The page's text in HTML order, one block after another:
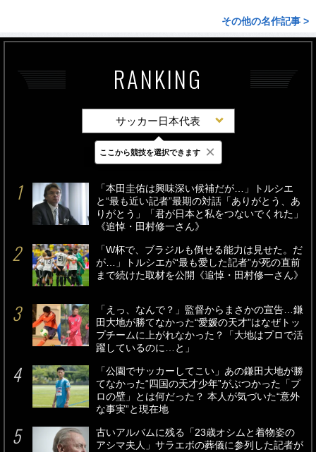
その他の名作記事 >
RANKING
サッカー日本代表
最新 24時間 週間
「本田圭佑は興味深い候補だが…」トルシエ
と“最も近い記者”最期の対話「ありがとう、あ
りがとう」「君が日本と私をつないでくれた」
《追悼・田村修一さん》
「W杯で、ブラジルも倒せる能力は見せた。だ
が…」トルシエが“最も愛した記者”が死の直前
まで続けた取材を公開《追悼・田村修一さん》
「えっ、なんで？」監督からまさかの宣告…鎌
田大地が勝てなかった“愛媛の天才”はなぜトッ
プチームに上がれなかった？「大地はプロで活
躍しているのに…と」
「公園でサッカーしてこい」あの鎌田大地が勝
てなかった“四国の天才少年”がぶつかった「プ
ロの壁」とは何だった？ 本人が気づいた“意外
な事実”と現在地
古いアルバムに残る「23歳オシムと着物姿の
アシマ夫人」サラエボの葬儀に参列した記者が
ここから競技を選択できます ×